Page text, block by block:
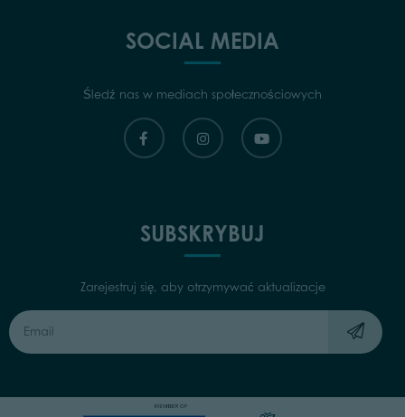
SOCIAL MEDIA
Śledź nas w mediach społecznościowych
SUBSKRYBUJ
Zarejestruj się, aby otrzymywać aktualizacje